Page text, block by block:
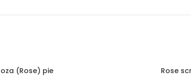
(Rose) pie Rose